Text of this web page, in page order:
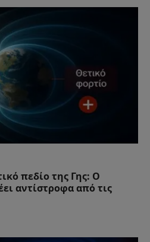
πεδίο της Γης: Ο
αντίστροφα από τις